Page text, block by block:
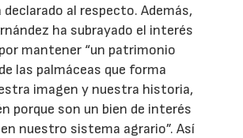
declarado al respecto. Además,
ha subrayado el interés
mantener “un patrimonio
las palmáceas que forma
imagen y nuestra historia,
porque son un bien de interés
nuestro sistema agrario”. Así